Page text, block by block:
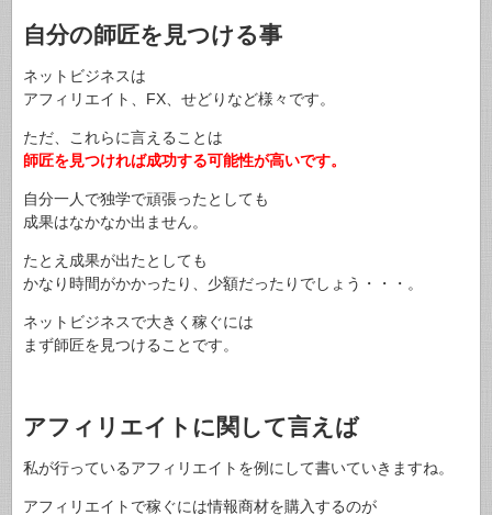
自分の師匠を見つける事
ネットビジネスは
アフィリエイト、FX、せどりなど様々です。
ただ、これらに言えることは
師匠を見つければ成功する可能性が高いです。
自分一人で独学で頑張ったとしても
成果はなかなか出ません。
たとえ成果が出たとしても
かなり時間がかかったり、少額だったりでしょう・・・。
ネットビジネスで大きく稼ぐには
まず師匠を見つけることです。
アフィリエイトに関して言えば
私が行っているアフィリエイトを例にして書いていきますね。
アフィリエイトで稼ぐには情報商材を購入するのが